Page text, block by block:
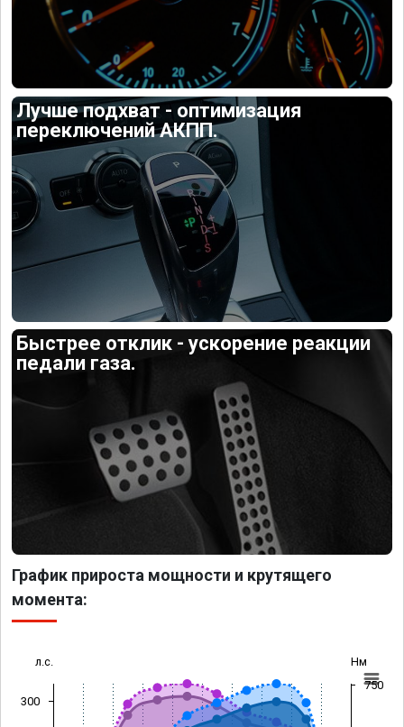
Лучше подхват - оптимизация
переключений АКПП.
Быстрее отклик - ускорение реакции
педали газа.
График прироста мощности и крутящего
момента:
л.с. Нм
300
750